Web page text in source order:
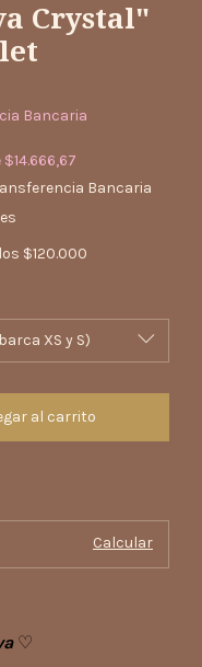
Crystal"
Bancaria
$14.666,67
Bancaria
$120.000
Calcular
♡